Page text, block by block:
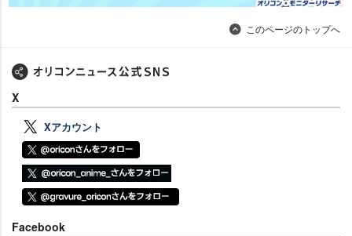
このページのトップへ
X
Xアカウント
Facebook